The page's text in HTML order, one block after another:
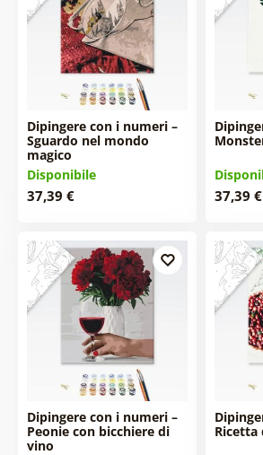
Dipingere con i numeri –
Sguardo nel mondo
magico
Disponibile
37,39 € 37,39 €
Dipingere con i numeri –
Peonie con bicchiere di
vino
Ricetta